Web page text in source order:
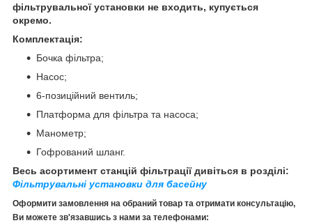
фільтрувальної установки не входить, купується
окремо.
Комплектація:
Бочка фільтра;
Насос;
6-позиційний вентиль;
Платформа для фільтра та насоса;
Манометр;
Гофрований шланг.
Весь асортимент станцій фільтрації дивіться в розділі:
Фільтрувальні установки для басейну
Оформити замовлення на обраний товар та отримати консультацію,
Ви можете зв'язавшись з нами за телефонами: